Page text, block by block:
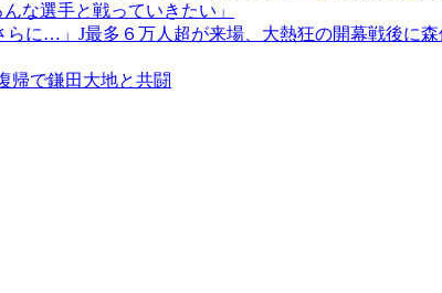
な選手と戦っていきたい」
らに…」J最多６万人超が来場、大熱狂の開幕戦後に
帰で鎌田大地と共闘